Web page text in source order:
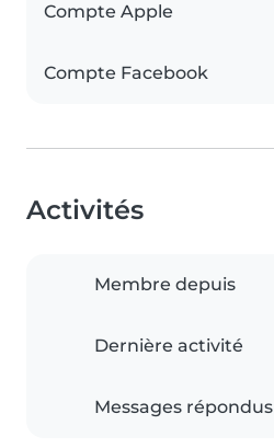
Compte Apple
Compte Facebook
Activités
Membre depuis
Dernière activité
Messages répondus